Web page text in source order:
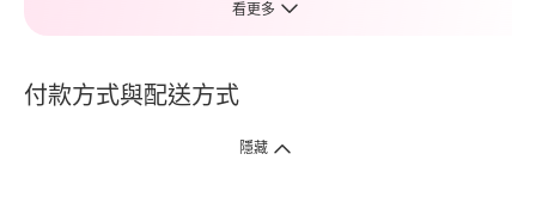
看更多
付款方式與配送方式
隱藏